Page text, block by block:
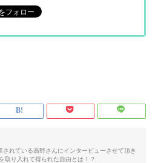
れている高野さんにインタービューさせて頂き
取り入れて得られた自由とは！？